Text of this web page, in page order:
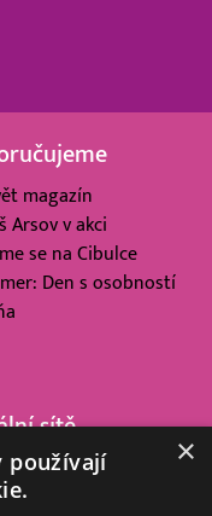
magazín
Arsov v akci
se na Cibulce
Den s osobností
sítě
×
používají